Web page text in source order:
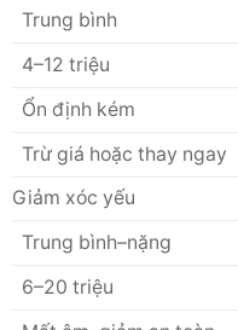
Trung bình
4–12 triệu
Ổn định kém
Trừ giá hoặc thay ngay
Giảm xóc yếu
Trung bình–nặng
6–20 triệu